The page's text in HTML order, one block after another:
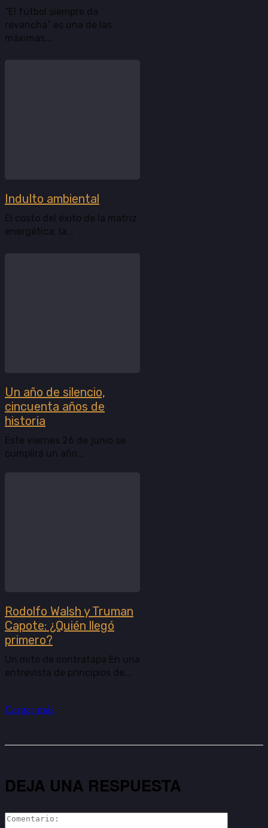
“El fútbol siempre da
revancha” es una de las
máximas...
Indulto ambiental
El costo del éxito de la matriz
energética: la...
Un año de silencio,
cincuenta años de
historia
Este viernes 26 de junio se
cumplirá un año...
Rodolfo Walsh y Truman
Capote: ¿Quién llegó
primero?
Un mito de contratapa En una
entrevista de principios de...
Cargar más
DEJA UNA RESPUESTA